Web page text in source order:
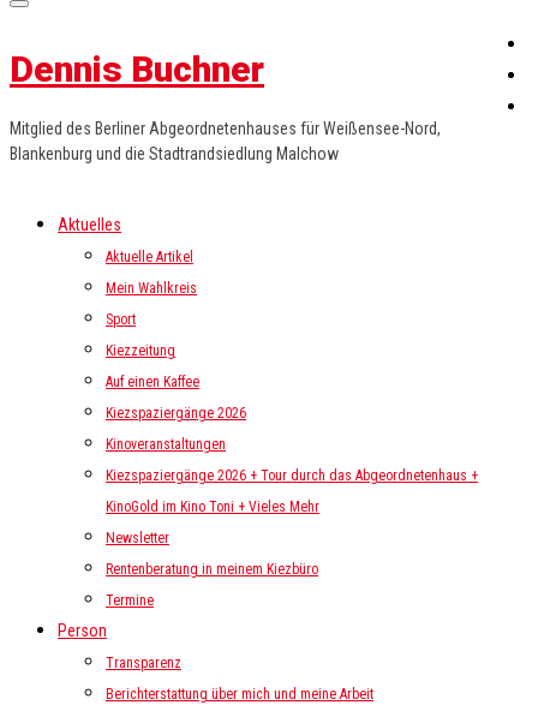
Dennis Buchner
Mitglied des Berliner Abgeordnetenhauses für Weißensee-Nord,
Blankenburg und die Stadtrandsiedlung Malchow
Aktuelles
Aktuelle Artikel
Mein Wahlkreis
Sport
Kiezzeitung
Auf einen Kaffee
Kiezspaziergänge 2026
Kinoveranstaltungen
Kiezspaziergänge 2026 + Tour durch das Abgeordnetenhaus +
KinoGold im Kino Toni + Vieles Mehr
Newsletter
Rentenberatung in meinem Kiezbüro
Termine
Person
Transparenz
Berichterstattung über mich und meine Arbeit